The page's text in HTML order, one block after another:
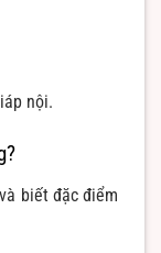
nội.
biết đặc điểm